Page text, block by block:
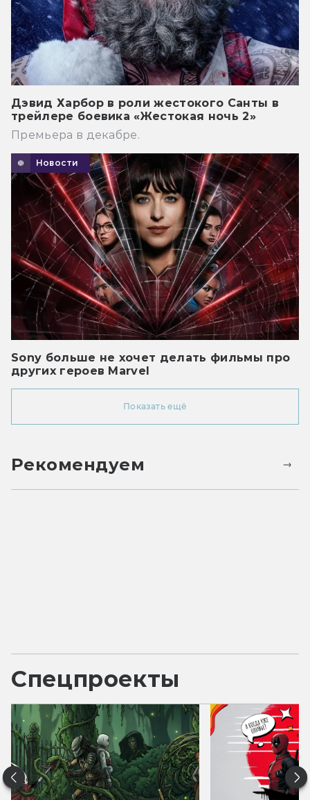
Дэвид Харбор в роли жестокого Санты в
трейлере боевика «Жестокая ночь 2»
Премьера в декабре.
Новости
Sony больше не хочет делать фильмы про
других героев Marvel
Показать ещё
Рекомендуем
Спецпроекты